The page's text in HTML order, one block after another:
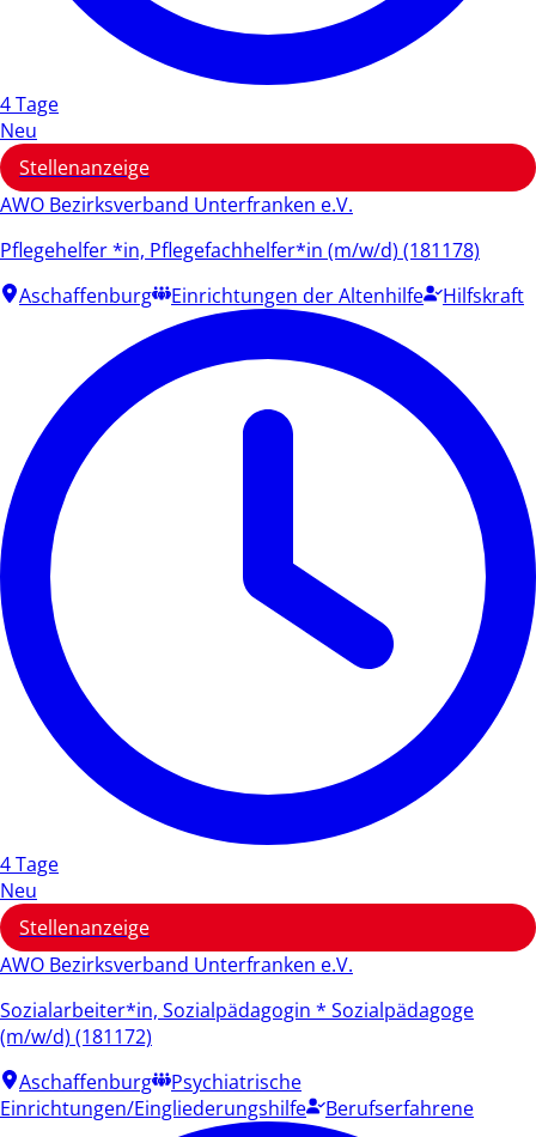
4 Tage
Neu
Stellenanzeige
AWO Bezirksverband Unterfranken e.V.
Pflegehelfer *in, Pflegefachhelfer*in (m/w/d) (181178)
Aschaffenburg
Einrichtungen der Altenhilfe Hilfskraft
4 Tage
Neu
Stellenanzeige
AWO Bezirksverband Unterfranken e.V.
Sozialarbeiter*in, Sozialpädagogin * Sozialpädagoge
(m/w/d) (181172)
Aschaffenburg
Psychiatrische
Einrichtungen/Eingliederungshilfe
Berufserfahrene